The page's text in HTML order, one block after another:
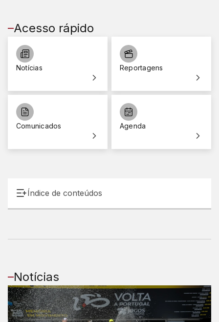
Acesso rápido
Notícias Reportagens
Comunicados Agenda
Índice de conteúdos
Notícias